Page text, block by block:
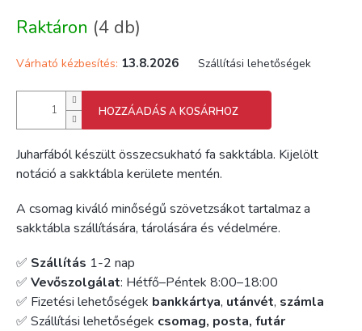
Raktáron (4 db)
Várható kézbesítés: 13.8.2026 Szállítási lehetőségek
HOZZÁADÁS A KOSÁRHOZ
Juharfából készült összecsukható fa sakktábla. Kijelölt
notáció a sakktábla kerülete mentén.
A csomag kiváló minőségű szövetzsákot tartalmaz a
sakktábla szállítására, tárolására és védelmére.
✅ Szállítás 1-2 nap
✅ Vevőszolgálat: Hétfő–Péntek 8:00–18:00
✅ Fizetési lehetőségek bankkártya, utánvét, számla
✅ Szállítási lehetőségek csomag, posta, futár